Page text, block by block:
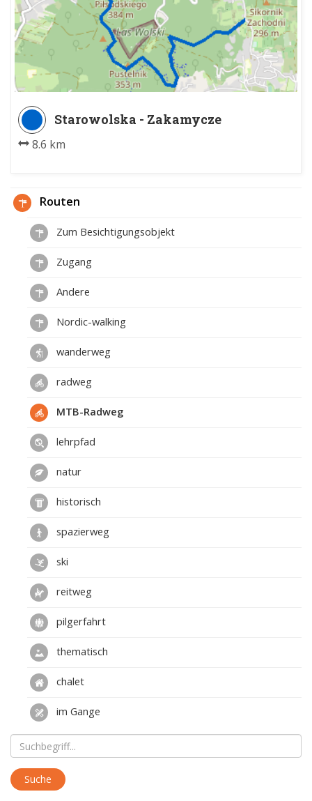
Starowolska - Zakamycze
8.6 km
Routen
Zum Besichtigungsobjekt
Zugang
Andere
Nordic-walking
wanderweg
radweg
MTB-Radweg
lehrpfad
natur
historisch
spazierweg
ski
reitweg
pilgerfahrt
thematisch
chalet
im Gange